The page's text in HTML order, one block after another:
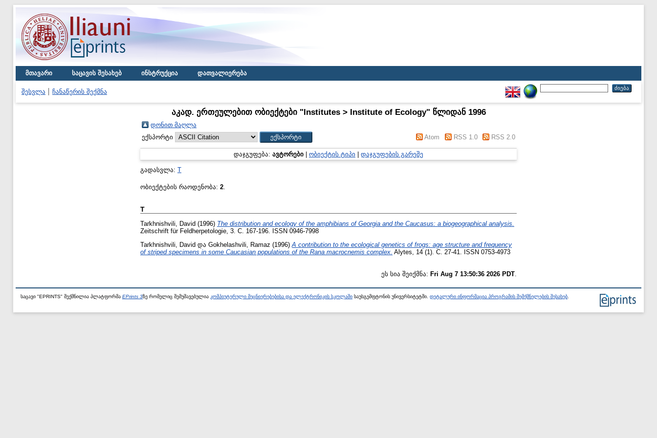
მთავარი საცავის შესახებ ინსტრუქცია დათვალიერება
შესვლა ჩანაწერის შექმნა
აკად. ერთეულებით ობიექტები "Institutes > Institute of Ecology" წლიდან 1996
დონით მაღლა
ექსპორტი
Atom RSS 1.0 RSS 2.0
დაჯგუფება: ავტორები ობიექტის ტიპი დაჯგუფების გარეშე
გადასვლა: T
ობიექტების რაოდენობა: 2.
T
Tarkhnishvili, David (1996) The distribution and ecology of the amphibians of Georgia and the Caucasus: a biogeographical analysis.
Zeitschrift für Feldherpetologie, 3. С. 167-196. ISSN 0946-7998
Tarkhnishvili, David და Gokhelashvili, Ramaz (1996) A contribution to the ecological genetics of frogs: age structure and frequency
of striped specimens in some Caucasian populations of the Rana macrocnemis complex. Alytes, 14 (1). С. 27-41. ISSN 0753-4973
ეს სია შეიქმნა: Fri Aug 7 13:50:36 2026 PDT
საცავი "EPRINTS" შექმნილია პლატფორმა EPrints 3ზე რომელიც შემუშავებულია კომპიუტერული მეცნიერებებისა და ელექტრონიკის სკოლაში საუსგემფტონის უნივერსიტეტში. დეტალური ინფორმაცია პროგრამის შემქმნელების შესახებ